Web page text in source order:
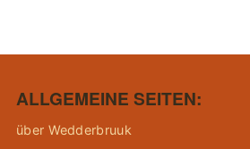
ALLGEMEINE SEITEN:
über Wedderbruuk